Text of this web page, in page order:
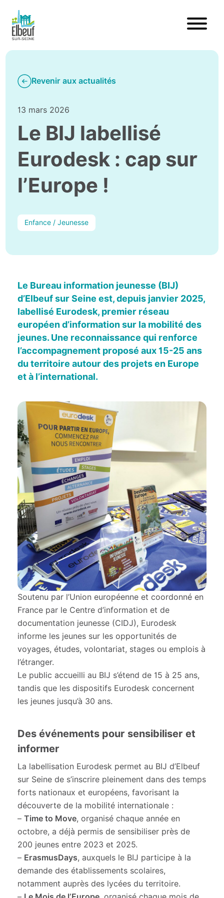
Revenir aux actualités
13 mars 2026
Le BIJ labellisé
Eurodesk : cap sur
l’Europe !
Enfance / Jeunesse
Le Bureau information jeunesse (BIJ)
d’Elbeuf sur Seine est, depuis janvier 2025,
labellisé Eurodesk, premier réseau
européen d’information sur la mobilité des
jeunes. Une reconnaissance qui renforce
l’accompagnement proposé aux 15-25 ans
du territoire autour des projets en Europe
et à l’international.
Soutenu par l’Union européenne et coordonné en
France par le Centre d’information et de
documentation jeunesse (CIDJ), Eurodesk
informe les jeunes sur les opportunités de
voyages, études, volontariat, stages ou emplois à
l’étranger.
Le public accueilli au BIJ s’étend de 15 à 25 ans,
tandis que les dispositifs Eurodesk concernent
les jeunes jusqu’à 30 ans.
Des événements pour sensibiliser et
informer
La labellisation Eurodesk permet au BIJ d’Elbeuf
sur Seine de s’inscrire pleinement dans des temps
forts nationaux et européens, favorisant la
découverte de la mobilité internationale :
–Time to Move, organisé chaque année en
octobre, a déjà permis de sensibiliser près de
200 jeunes entre 2023 et 2025.
– ErasmusDays, auxquels le BIJ participe à la
demande des établissements scolaires,
notamment auprès des lycées du territoire.